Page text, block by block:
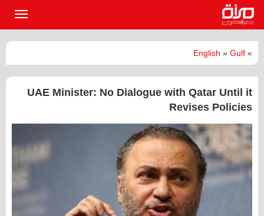
»
English » Gulf
UAE Minister: No Dialogue with Qatar Until it
Revises Policies